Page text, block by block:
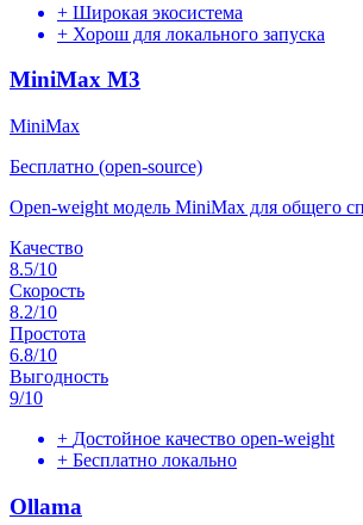
+ Широкая экосистема
+ Хорош для локального запуска
MiniMax M3
MiniMax
Бесплатно (open-source)
Open-weight модель MiniMax для общего
Качество
8.5/10
Скорость
8.2/10
Простота
6.8/10
Выгодность
9/10
+ Достойное качество open-weight
+ Бесплатно локально
Ollama